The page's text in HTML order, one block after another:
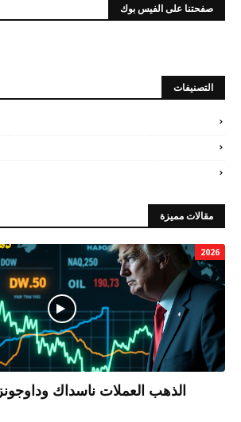
صفحتنا على الفيس بوك
التصنيفات
مقالات مميزة
2026
الذهب العملات ناسداك